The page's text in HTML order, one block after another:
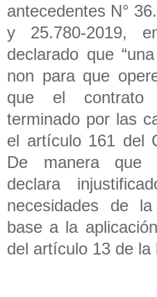
antecedentes N°
y 25.780-2019,
declarado que
non para que
que el contrato
terminado por las
el artículo 161 del
De manera que
declara
necesidades de
base a la
del artículo 13 de